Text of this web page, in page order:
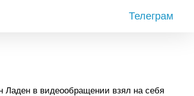
Телеграм
в видеообращении взял на себя